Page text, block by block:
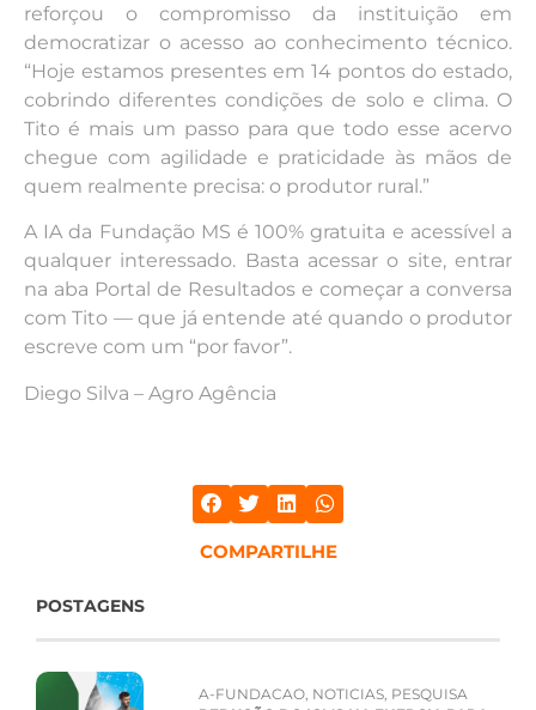
reforçou o compromisso da instituição em
democratizar o acesso ao conhecimento técnico.
“Hoje estamos presentes em 14 pontos do estado,
cobrindo diferentes condições de solo e clima. O
Tito é mais um passo para que todo esse acervo
chegue com agilidade e praticidade às mãos de
quem realmente precisa: o produtor rural.”
A IA da Fundação MS é 100% gratuita e acessível a
qualquer interessado. Basta acessar o site, entrar
na aba Portal de Resultados e começar a conversa
com Tito — que já entende até quando o produtor
escreve com um “por favor”.
Diego Silva – Agro Agência
COMPARTILHE
POSTAGENS
A-FUNDACAO, NOTICIAS, PESQUISA